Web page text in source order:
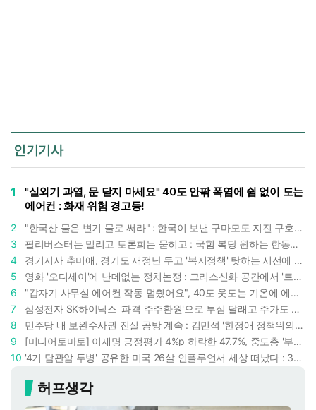
인기기사
1
"실외기 과열, 문 닫지 마세요" 40도 안팎 폭염에 쉼 없이 도는
에어컨 : 화재 위험 경고등!
2
"한국산 물은 변기 물로 써라" : 한국이 보낸 구마모토 지진 구호품에 한 일본인의 '어처구니 없는' 반응
3
필리버스터는 밀리고 토론회는 묻히고 : 국힘 복당 원하는 한동훈, '검사 정치'의 한계만 드러내나
4
경기지사 추미애, 경기도 재정난 두고 '복지정책' 탓하는 시선에 정면 반박 : "고령자와 아이 인구 급증"
5
영화 '오디세이'에 난데없는 정치논쟁 : 그리스신화 공간에서 '트럼프 전쟁의 참혹함'이 보인다
6
"갑자기 사무실 에어컨 작동 멈췄어요", 40도 웃도는 기온에 에어컨도 숨이 찬다
7
삼성전자 SK하이닉스 '파격 주주환원'으로 투심 달래고 주가도 받칠까, 100조 넘는 추가 배당 재원에 쏠리는 눈
8
민주당 내 보완수사권 진실 공방 계속 : 김민석 '한정애 정책위의장' 발언 근거로 내세우자 사무총장 지낸 조승래 반박
9
[미디어토마토] 이재명 긍정평가 4%p 하락한 47.7%, 중도층 '부정 49.7% vs 긍정 42.9%'
10
'4기 담관암 투병' 공유한 미국 26살 인플루언서 세상 떠났다 : 3년간 보여준 희망과 용기
허프생각